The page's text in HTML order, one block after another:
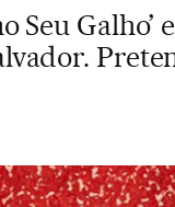
Galho’